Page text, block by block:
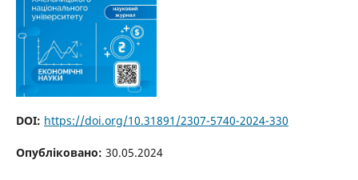
DOI: https://doi.org/10.31891/2307-5740-2024-330
Опубліковано: 30.05.2024